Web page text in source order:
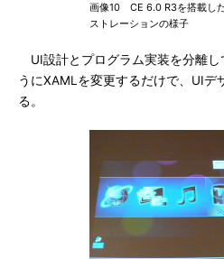
画像10 CE 6.0 R3を搭載し
ストレーションの様子
UI設計とプログラム実装を分離し
うにXAMLを変更するだけで、UIデ
る。